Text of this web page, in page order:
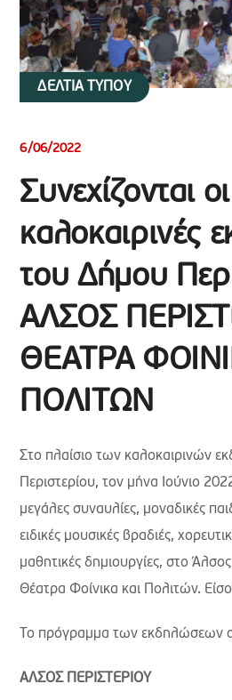
ΔΕΛΤΙΑ ΤΥΠΟΥ
6/06/2022
Συνεχίζονται οι
καλοκαιρινές
του Δήμου
ΑΛΣΟΣ
ΘΕΑΤΡΑ
ΠΟΛΙΤΩΝ
Στο πλαίσιο των καλοκαιρινών
Περιστερίου, τον μήνα Ιούνιο
μεγάλες συναυλίες, μοναδικές
ειδικές μουσικές βραδιές,
μαθητικές δημιουργίες, στο
Θέατρα Φοίνικα και Πολιτών.
Το πρόγραμμα των εκδηλώσεων
ΑΛΣΟΣ ΠΕΡΙΣΤΕΡΙΟΥ